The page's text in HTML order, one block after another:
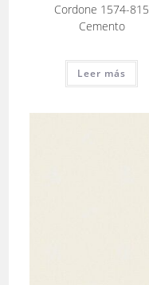
Cordone 1574-815
Cemento
Leer más